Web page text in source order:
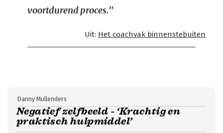
voortdurend proces."
Uit: Het coachvak binnenstebuiten
Negatief zelfbeeld - ‘Krachtig en
praktisch hulpmiddel’
Danny Mullenders